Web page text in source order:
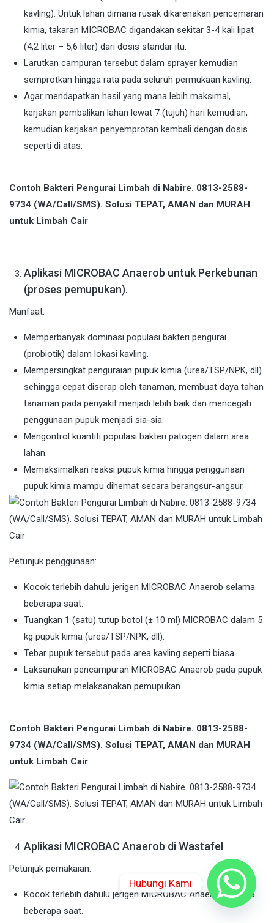
kavling). Untuk lahan dimana rusak dikarenakan pencemaran
kimia, takaran MICROBAC digandakan sekitar 3-4 kali lipat
(4,2 liter – 5,6 liter) dari dosis standar itu.
Larutkan campuran tersebut dalam sprayer kemudian
semprotkan hingga rata pada seluruh permukaan kavling.
Agar mendapatkan hasil yang mana lebih maksimal,
kerjakan pembalikan lahan lewat 7 (tujuh) hari kemudian,
kemudian kerjakan penyemprotan kembali dengan dosis
seperti di atas.
Contoh Bakteri Pengurai Limbah di Nabire. 0813-2588-
9734 (WA/Call/SMS). Solusi TEPAT, AMAN dan MURAH
untuk Limbah Cair
Aplikasi MICROBAC Anaerob untuk Perkebunan
(proses pemupukan).
Manfaat:
Memperbanyak dominasi populasi bakteri pengurai
(probiotik) dalam lokasi kavling.
Mempersingkat penguraian pupuk kimia (urea/TSP/NPK, dll)
sehingga cepat diserap oleh tanaman, membuat daya tahan
tanaman pada penyakit menjadi lebih baik dan mencegah
penggunaan pupuk menjadi sia-sia.
Mengontrol kuantiti populasi bakteri patogen dalam area
lahan.
Memaksimalkan reaksi pupuk kimia hingga penggunaan
pupuk kimia mampu dihemat secara berangsur-angsur.
Petunjuk penggunaan:
Kocok terlebih dahulu jerigen MICROBAC Anaerob selama
beberapa saat.
Tuangkan 1 (satu) tutup botol (± 10 ml) MICROBAC dalam 5
kg pupuk kimia (urea/TSP/NPK, dll).
Tebar pupuk tersebut pada area kavling seperti biasa.
Laksanakan pencampuran MICROBAC Anaerob pada pupuk
kimia setiap melaksanakan pemupukan.
Contoh Bakteri Pengurai Limbah di Nabire. 0813-2588-
9734 (WA/Call/SMS). Solusi TEPAT, AMAN dan MURAH
untuk Limbah Cair
Aplikasi MICROBAC Anaerob di Wastafel
Petunjuk pemakaian:
Kocok terlebih dahulu jerigen MICROBAC Anaerob selama
beberapa saat.
Hubungi Kami